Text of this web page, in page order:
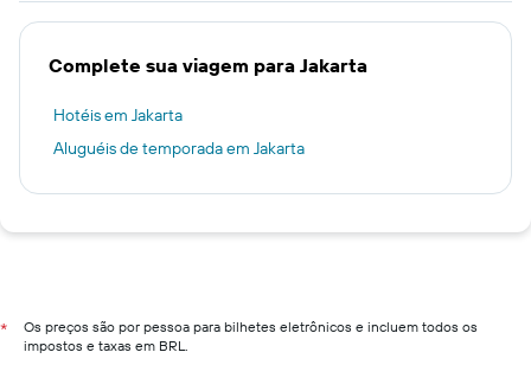
Complete sua viagem para Jakarta
Hotéis em Jakarta
Aluguéis de temporada em Jakarta
*
Os preços são por pessoa para bilhetes eletrônicos e incluem todos os
impostos e taxas em BRL.